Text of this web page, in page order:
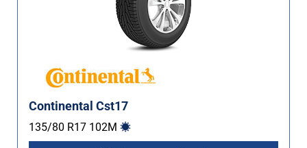
Continental Cst17
135/80 R17 102M